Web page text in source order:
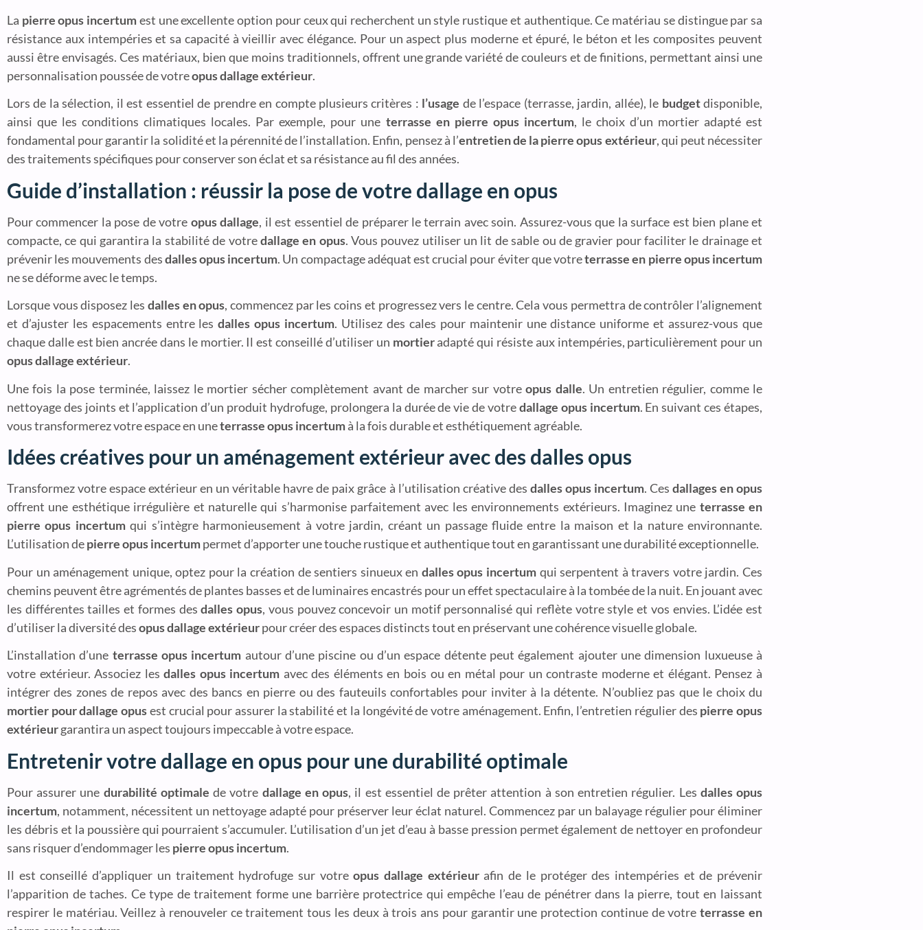
La pierre opus incertumest une excellente option pour ceux qui recherchent un style rustique et authentique. Ce matériau se distingue par sa
résistance aux intempéries et sa capacité à vieillir avec élégance. Pour un aspect plus moderne et épuré, le béton et les composites peuvent
aussi être envisagés. Ces matériaux, bien que moins traditionnels, offrent une grande variété de couleurs et de finitions, permettant ainsi une
personnalisation poussée de votreopus dallage extérieur.
Lors de la sélection, il est essentiel de prendre en compte plusieurs critères : l’usage de l’espace (terrasse, jardin, allée), le budgetdisponible,
ainsi que les conditions climatiques locales. Par exemple, pour une terrasse en pierre opus incertum, le choix d’un mortier adapté est
fondamental pour garantir la solidité et la pérennité de l’installation. Enfin, pensez à l’entretien de la pierre opus extérieur, qui peut nécessiter
des traitements spécifiques pour conserver son éclat et sa résistance au fil des années.
Guide d’installation : réussir la pose de votre dallage en opus
Pour commencer la pose de votre opus dallage, il est essentiel de préparer le terrain avec soin. Assurez-vous que la surface est bien plane et
compacte, ce qui garantira la stabilité de votredallage en opus. Vous pouvez utiliser un lit de sable ou de gravier pour faciliter le drainage et
prévenir les mouvements desdalles opus incertum. Un compactage adéquat est crucial pour éviter que votreterrasse en pierre opus incertum
ne se déforme avec le temps.
Lorsque vous disposez les dalles en opus, commencez par les coins et progressez vers le centre. Cela vous permettra de contrôler l’alignement
et d’ajuster les espacements entre lesdalles opus incertum. Utilisez des cales pour maintenir une distance uniforme et assurez-vous que
chaque dalle est bien ancrée dans le mortier. Il est conseillé d’utiliser un mortieradapté qui résiste aux intempéries, particulièrement pour un
opus dallage extérieur.
Une fois la pose terminée, laissez le mortier sécher complètement avant de marcher sur votreopus dalle. Un entretien régulier, comme le
nettoyage des joints et l’application d’un produit hydrofuge, prolongera la durée de vie de votredallage opus incertum. En suivant ces étapes,
vous transformerez votre espace en uneterrasse opus incertumà la fois durable et esthétiquement agréable.
Idées créatives pour un aménagement extérieur avec des dalles opus
Transformez votre espace extérieur en un véritable havre de paix grâce à l’utilisation créative des dalles opus incertum. Ces dallages en opus
offrent une esthétique irrégulière et naturelle qui s’harmonise parfaitement avec les environnements extérieurs. Imaginez une terrasse en
pierre opus incertumqui s’intègre harmonieusement à votre jardin, créant un passage fluide entre la maison et la nature environnante.
L’utilisation depierre opus incertumpermet d’apporter une touche rustique et authentique tout en garantissant une durabilité exceptionnelle.
Pour un aménagement unique, optez pour la création de sentiers sinueux en dalles opus incertum qui serpentent à travers votre jardin. Ces
chemins peuvent être agrémentés de plantes basses et de luminaires encastrés pour un effet spectaculaire à la tombée de la nuit. En jouant avec
les différentes tailles et formes desdalles opus, vous pouvez concevoir un motif personnalisé qui reflète votre style et vos envies. L’idée est
d’utiliser la diversité desopus dallage extérieurpour créer des espaces distincts tout en préservant une cohérence visuelle globale.
L’installation d’une terrasse opus incertum autour d’une piscine ou d’un espace détente peut également ajouter une dimension luxueuse à
votre extérieur. Associez lesdalles opus incertum avec des éléments en bois ou en métal pour un contraste moderne et élégant. Pensez à
intégrer des zones de repos avec des bancs en pierre ou des fauteuils confortables pour inviter à la détente. N’oubliez pas que le choix du
mortier pour dallage opusest crucial pour assurer la stabilité et la longévité de votre aménagement. Enfin, l’entretien régulier des pierre opus
extérieurgarantira un aspect toujours impeccable à votre espace.
Entretenir votre dallage en opus pour une durabilité optimale
Pour assurer une durabilité optimale de votre dallage en opus, il est essentiel de prêter attention à son entretien régulier. Les dalles opus
incertum, notamment, nécessitent un nettoyage adapté pour préserver leur éclat naturel. Commencez par un balayage régulier pour éliminer
les débris et la poussière qui pourraient s’accumuler. L’utilisation d’un jet d’eau à basse pression permet également de nettoyer en profondeur
sans risquer d’endommager les pierre opus incertum.
Il est conseillé d’appliquer un traitement hydrofuge sur votreopus dallage extérieurafin de le protéger des intempéries et de prévenir
l’apparition de taches. Ce type de traitement forme une barrière protectrice qui empêche l’eau de pénétrer dans la pierre, tout en laissant
respirer le matériau. Veillez à renouveler ce traitement tous les deux à trois ans pour garantir une protection continue de votreterrasse en